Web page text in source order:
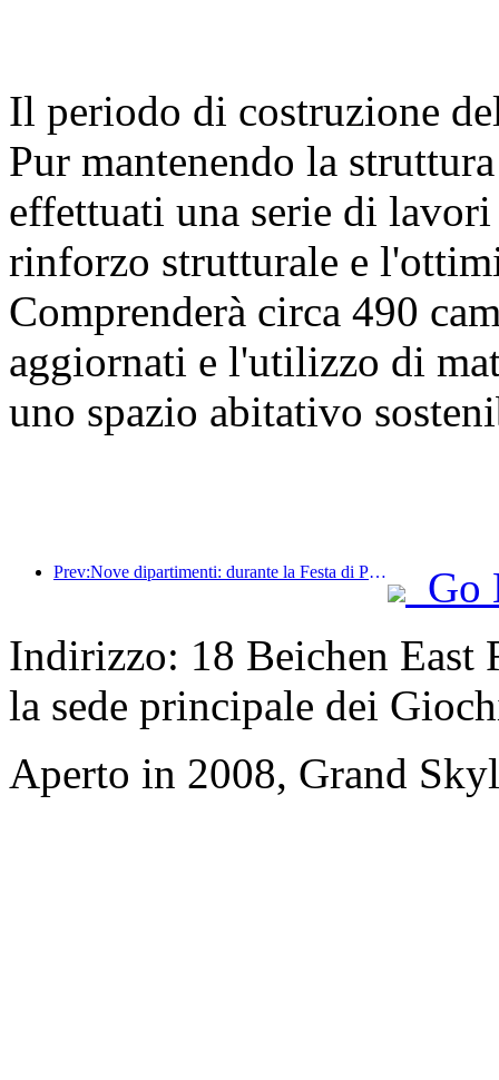
Il periodo di costruzione
Pur mantenendo la
effettuati una serie di
rinforzo strutturale e
Comprenderà circa 490
aggiornati e l'utilizzo di
uno spazio abitativo
Prev:Nove dipartimenti: durante la Festa di Primavera, le catene alberghiere e le case vacanze boutique offriranno misure preferenziali.
Go
Indirizzo: 18 Beichen
la sede principale dei
Aperto in 2008, Grand